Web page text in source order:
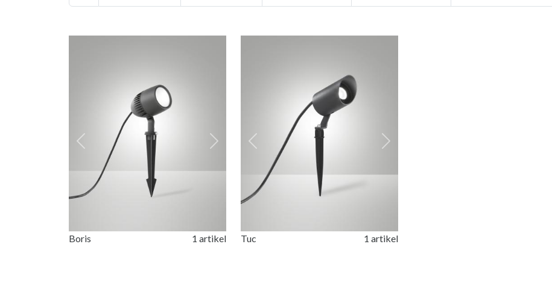
Boris 1 artikel
Previous Next
Tuc 1 artikel
Previous Next